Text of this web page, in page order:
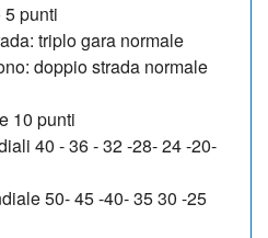
punti
triplo gara normale
doppio strada normale
10 punti
40 - 36 - 32 -28- 24 -20-
50- 45 -40- 35 30 -25